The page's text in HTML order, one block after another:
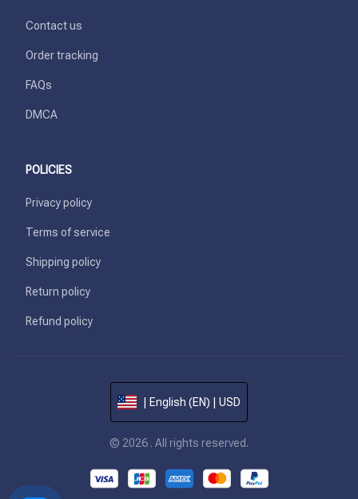
Contact us
Order tracking
FAQs
DMCA
POLICIES
Privacy policy
Terms of service
Shipping policy
Return policy
Refund policy
| English (EN) | USD
© 2026 . All rights reserved.